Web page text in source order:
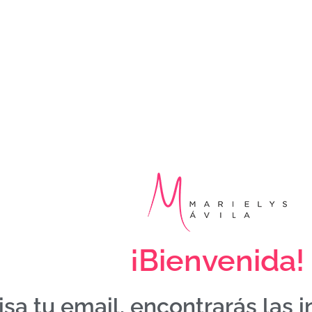
¡Bienvenida!
tu email, encontrarás las